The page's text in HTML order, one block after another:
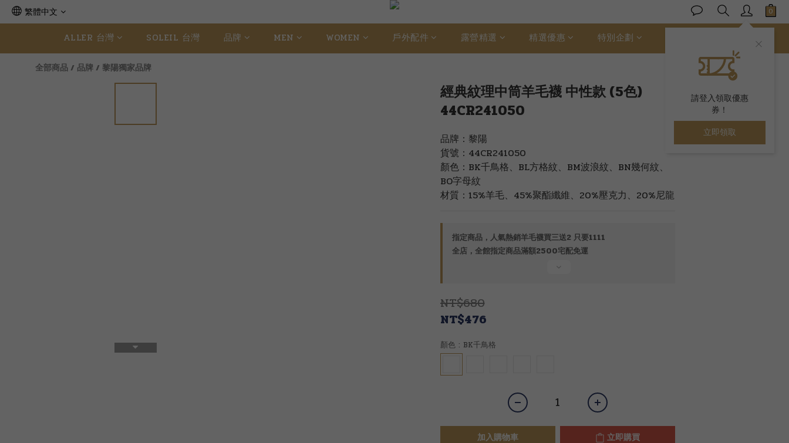
繁體中文
請登入領取優惠
券！
立即領取
ALLER 台灣 SOLEIL 台灣 品牌 MEN WOMEN 戶外配件 露營精選 精選優惠 特別企劃
全部商品 / 品牌 / 黎陽獨家品牌
經典紋理中筒羊毛襪 中性款 (5色)
44CR241050
品牌：黎陽
貨號：44CR241050
顏色：BK千鳥格、BL方格紋、BM波浪紋、BN幾何紋、
BO字母紋
材質：15%羊毛、45%聚酯纖維、20%壓克力、20%尼龍
指定商品，人氣熱銷羊毛襪買三送2 只要1111
全店，全館指定商品滿額2500宅配免運
NT$680
NT$476
顏色 : BK千鳥格
加入購物車 立即購買
立即購買